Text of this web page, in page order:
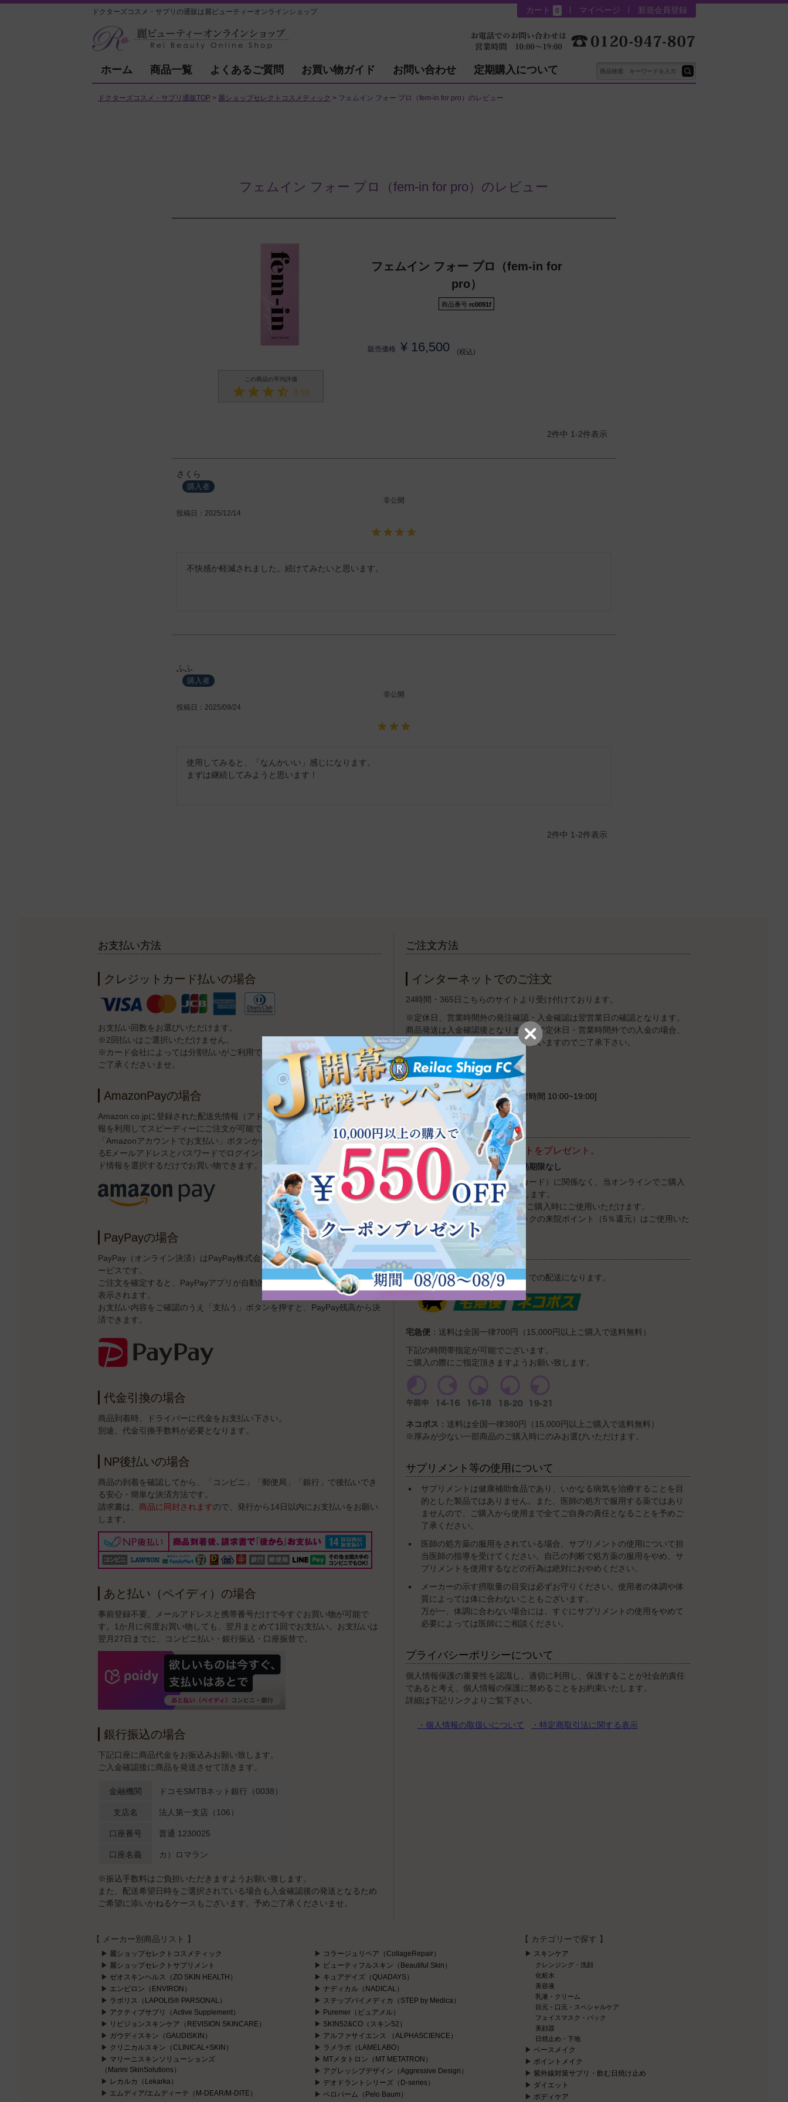
ドクターズコスメ・サプリの通販は麗ビューティーオンラインショップ カート 0 マイページ 新規会員登録
ホーム 商品一覧 よくあるご質問 お買い物ガイド お問い合わせ 定期購入について
ドクターズコスメ・サプリ通販TOP 麗ショップセレクトコスメティック フェムイン フォー プロ（fem-in for pro）のレビュー
フェムイン フォー プロ（fem-in for pro）のレビュー
フェムイン フォー プロ（fem-in for
pro）
商品番号 rc0091f
販売価格 ¥ 16,500 税込
3.50
2件中 1 -2件表示
さくら
購入者
非公開
投稿日
2025/12/14
不快感か軽減されました。続けてみたいと思います。
ふふ
購入者
非公開
投稿日
2025/09/24
使用してみると、「なんかいい」感じになります。
まずは継続してみようと思います！
2件中 1 -2件表示
お支払い方法
クレジットカード払いの場合
お支払い回数をお選びいただけます。
※2回払いはご選択いただけません。
※カード会社によっては分割払いがご利用できないこともございます。予め
ご了承くださいませ。
AmazonPayの場合
Amazon.co.jpに登録された配送先情報（アドレス帳）やクレジットカード情
報を利用してスピーディーにご注文が可能です。
「Amazonアカウントでお支払い」ボタンから、Amazon.co.jpに登録してい
るEメールアドレスとパスワードでログインして、配送先とクレジットカー
ド情報を選択するだけでお買い物できます。
PayPayの場合
PayPay（オンライン決済）はPayPay株式会社が提供するオンライン決済サ
ービスです。
ご注文を確定すると、PayPayアプリが自動的に立ち上がり、お支払い内容が
表示されます。
お支払い内容をご確認のうえ「支払う」ボタンを押すと、PayPay残高から決
済できます。
代金引換の場合
商品到着時、ドライバーに代金をお支払い下さい。
別途、代金引換手数料が必要となります。
NP後払いの場合
商品の到着を確認してから、「コンビニ」「郵便局」「銀行」で後払いでき
る安心・簡単な決済方法です。
請求書は、 商品に同封されますので、発行から14日以内にお支払いをお願い
します。
あと払い（ペイディ）の場合
事前登録不要、メールアドレスと携帯番号だけで今すぐお買い物が可能で
す。1か月に何度お買い物しても、翌月まとめて1回でお支払い。お支払いは
翌月27日までに、コンビニ払い・銀行振込・口座振替で。
銀行振込の場合
下記口座に商品代金をお振込みお願い致します。
ご入金確認後に商品を発送させて頂きます。
金融機関 ドコモSMTBネット銀行（0038）
支店名 法人第一支店（106）
口座番号 普通 1230025
口座名義 カ）ロマラン
※振込手数料はご負担いただきますようお願い致します。
また、配送希望日時をご選択されている場合も入金確認後の発送となるため
ご希望に添いかねるケースもございます。予めご了承くださいませ。
ご注文方法
インターネットでのご注文
24時間・365日こちらのサイトより受け付けております。
※定休日、営業時間外の発注確認・入金確認は翌営業日の確認となります。
商品発送は入金確認後となりますので定休日・営業時間外での入金の場合、
お届け希望日に沿えない場合がございますのでご了承下さい。
お電話でのご注文
TEL 0120-947-807 [受付時間 10:00~19:00]
ポイントについて
初回ご購入時に、500ポイントをプレゼント。
初回特典あり 年会費無料 有効期限なし
決済方法（代引き・クレジットカード）に関係なく、当オンラインでご購入
金額の1～5％をポイント還元致します。
1ポイント＝1円で、2回目以降のご購入時にご使用いただけます。
※麗ビューティー皮フ科クリニックの来院ポイント（5％還元）はご使用いた
だけません。
配送・送料について
ヤマト運輸（宅急便・ネコポス）での配送になります。
宅急便：送料は全国一律700円（15,000円以上ご購入で送料無料）
下記の時間帯指定が可能でございます。
ご購入の際にご指定頂きますようお願い致します。
ネコポス ：送料は全国一律380円（15,000円以上ご購入で送料無料）
※厚みが少ない一部商品のご購入時にのみお選びいただけます。
サプリメント等の使用について
サプリメントは健康補助食品であり、いかなる病気を治療することを目
的とした製品ではありません。また、医師の処方で服用する薬ではあり
ませんので、ご購入から使用まで全てご自身の責任となることを予めご
了承ください。
医師の処方薬の服用をされている場合、サプリメントの使用について担
当医師の指導を受けてください。自己の判断で処方薬の服用をやめ、サ
プリメントを使用するなどの行為は絶対におやめください。
メーカーの示す摂取量の目安は必ずお守りください。使用者の体調や体
質によっては体に合わないこともございます。
万が一、体調に合わない場合には、すぐにサプリメントの使用をやめて
必要によっては医師にご相談ください。
プライバシーポリシーについて
個人情報保護の重要性を認識し、適切に利用し、保護することが社会的責任
であると考え、個人情報の保護に努めることをお約束いたします。
詳細は下記リンクよりご覧下さい。
・個人情報の取扱いについて ・特定商取引法に関する表示
【 メーカー別商品リスト 】
麗ショップセレクトコスメティック
麗ショップセレクトサプリメント
ゼオスキンヘルス（ZO SKIN HEALTH）
エンビロン（ENVIRON）
ラポリス（LAPOLIS® PARSONAL）
アクティブサプリ（Active Supplement）
リビジョンスキンケア（REVISION SKINCARE）
ガウディスキン（GAUDISKIN）
クリニカルスキン（CLINICAL+SKIN）
マリーニスキンソリューションズ
（Marini SkinSolutions）
レカルカ（Lekarka）
エムディア/エムディーテ（M-DEAR/M-DITE）
コラージュリペア（CollageRepair）
ビューティフルスキン（Beautiful Skin）
キュアデイズ（QUADAYS）
ナディカル（NADICAL）
ステップバイメディカ（STEP by Medica）
Puremer（ピュアメル）
SKIN52&CO（スキン52）
アルファサイエンス （ALPHASCIENCE）
ラメラボ（LAMELABO）
MTメタトロン（MT METATRON）
アグレッシブデザイン（Aggressive Design）
デオドラントシリーズ（D-series）
ペロバーム（Pelo Baum）
【 カテゴリーで探す 】
スキンケア
クレンジング・洗顔
化粧水
美容液
乳液・クリーム
目元・口元・スペシャルケア
フェイスマスク・パック
美顔器
日焼止め・下地
ベースメイク
ポイントメイク
紫外線対策サプリ・飲む日焼け止め
ダイエット
ボディケア